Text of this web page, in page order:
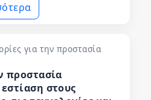
για την προστασία
προστασία
στους